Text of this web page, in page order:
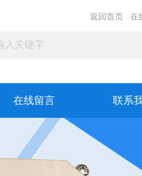
返回首页 在
在线留言 联系